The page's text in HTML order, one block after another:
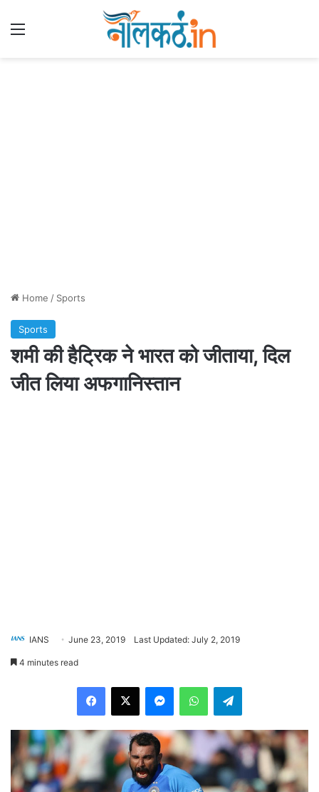
Home / Sports
Sports
शमी की हैट्रिक ने भारत को जीताया, दिल
जीत लिया अफगानिस्तान
IANS June 23, 2019 Last Updated: July 2, 2019
4 minutes read